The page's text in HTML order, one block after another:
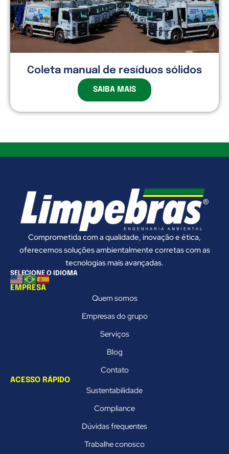
Coleta manual de resíduos sólidos
SAIBA MAIS
Comprometida com a qualidade, inovação e ética,
oferecemos soluções ambientalmente corretas com as
tecnologias mais avançadas.
SELECIONE O IDIOMA
EMPRESA
Quem somos
Empresas do grupo
Serviços
Blog
Contato
ACESSO RÁPIDO
Sustentabilidade
Compliance
Dúvidas frequentes
Trabalhe conosco